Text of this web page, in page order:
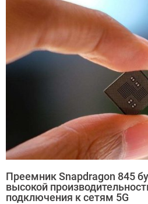
Преемник Snapdragon 845
высокой
подключения к сетям 5G